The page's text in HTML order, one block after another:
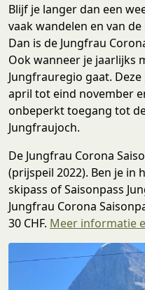
Blijf je langer dan een
vaak wandelen en van
Dan is de Jungfrau
Ook wanneer je jaarlijks
Jungfrauregio gaat.
april tot eind november
onbeperkt toegang tot
Jungfraujoch.
De Jungfrau Corona
(prijspeil 2022). Ben je in
skipass of Saisonpass
Jungfrau Corona
30 CHF. Meer informatie